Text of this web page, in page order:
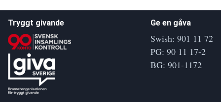
Tryggt givande Ge en gåva
Swish: 901 11 72
PG: 90 11 17-2
BG: 901-1172